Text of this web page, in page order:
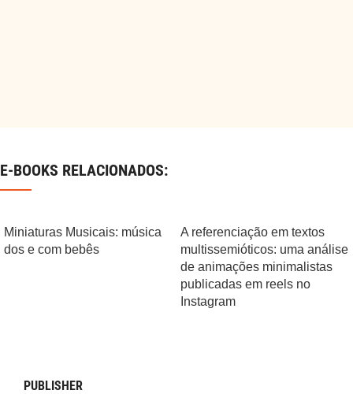
E-BOOKS RELACIONADOS:
Miniaturas Musicais: música
dos e com bebês
A referenciação em textos
multissemióticos: uma análise
de animações minimalistas
publicadas em reels no
Instagram
PUBLISHER